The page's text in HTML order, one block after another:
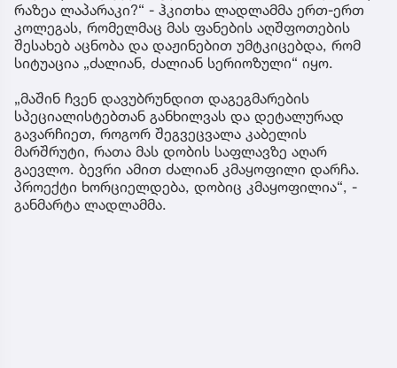
რაზეა ლაპარაკი?“ - ჰკითხა ლადლამმა ერთ-ერთ
კოლეგას, რომელმაც მას ფანების აღშფოთების
შესახებ აცნობა და დაჟინებით უმტკიცებდა, რომ
სიტუაცია „ძალიან, ძალიან სერიოზული“ იყო.
„მაშინ ჩვენ დავუბრუნდით დაგეგმარების
სპეციალისტებთან განხილვას და დეტალურად
გავარჩიეთ, როგორ შეგვეცვალა კაბელის
მარშრუტი, რათა მას დობის საფლავზე აღარ
გაევლო. ბევრი ამით ძალიან კმაყოფილი დარჩა.
პროექტი ხორციელდება, დობიც კმაყოფილია“, -
განმარტა ლადლამმა.